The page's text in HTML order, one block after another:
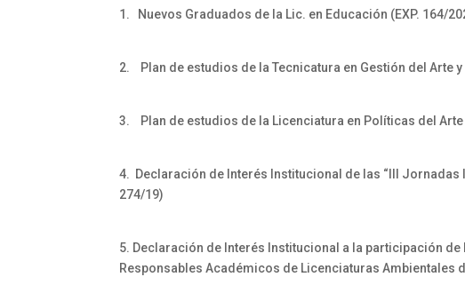
1. Nuevos Graduados de la Lic. en Educación (EXP. 164/
2. Plan de estudios de la Tecnicatura en Gestión del Arte y
3. Plan de estudios de la Licenciatura en Políticas del Arte
4. Declaración de Interés Institucional de las “III Jornadas
274/19)
5. Declaración de Interés Institucional a la participación
Responsables Académicos de Licenciaturas Ambientales